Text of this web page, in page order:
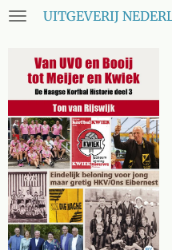
Ga
hoofdinhoud